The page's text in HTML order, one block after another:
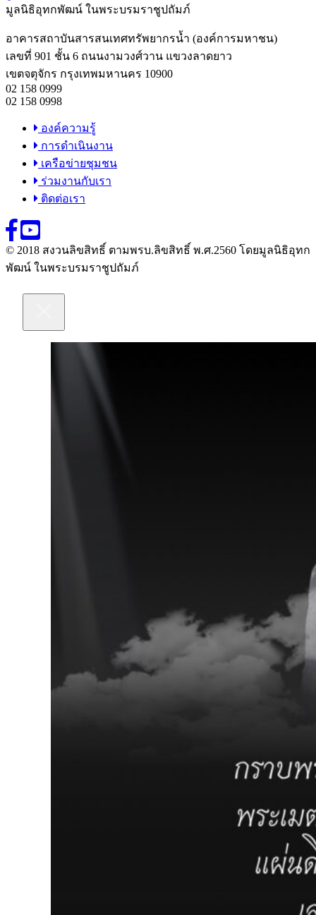
มูลนิธิอุทกพัฒน์ ในพระบรมราชูปถัมภ์
อาคารสถาบันสารสนเทศทรัพยากรน้ำ (องค์การมหาชน)
เลขที่ 901 ชั้น 6 ถนนงามวงศ์วาน แขวงลาดยาว
เขตจตุจักร กรุงเทพมหานคร 10900
02 158 0999
02 158 0998
องค์ความรู้
การดำเนินงาน
เครือข่ายชุมชน
ร่วมงานกับเรา
ติดต่อเรา
© 2018 สงวนลิขสิทธิ์ ตามพรบ.ลิขสิทธิ์ พ.ศ.2560 โดยมูลนิธิอุทก
พัฒน์ ในพระบรมราชูปถัมภ์